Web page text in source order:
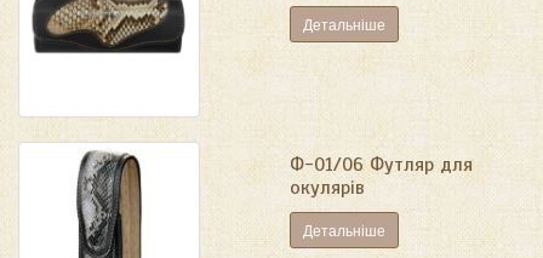
Детальніше
Ф-01/06 Футляр для
окулярів
Детальніше